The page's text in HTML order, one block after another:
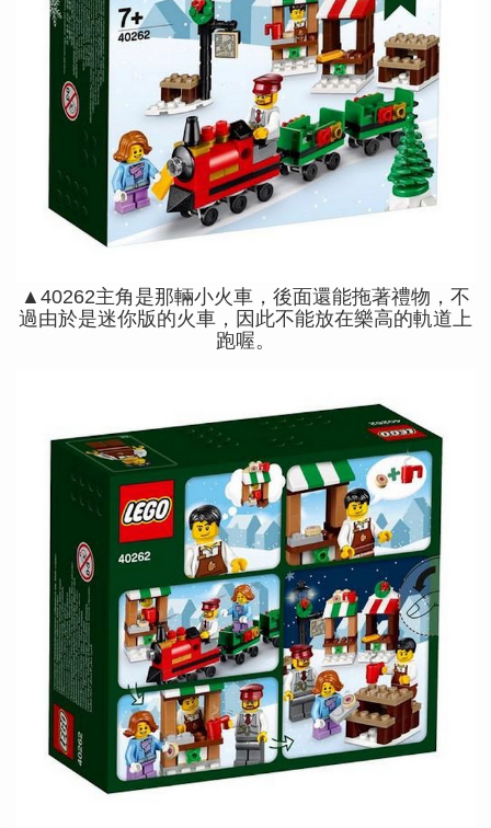
▲40262主角是那輛小火車，後面還能拖著禮物，不
過由於是迷你版的火車，因此不能放在樂高的軌道上
跑喔。